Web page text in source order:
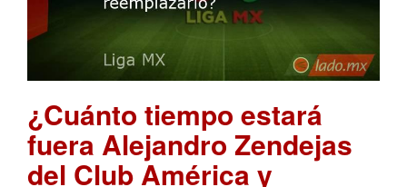
¿Cuánto tiempo estará
fuera Alejandro Zendejas
del Club América y